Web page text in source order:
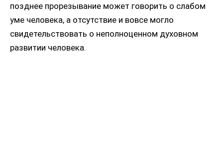
позднее прорезывание может говорить о слабом
уме человека, а отсутствие и вовсе могло
свидетельствовать о неполноценном духовном
развитии человека.